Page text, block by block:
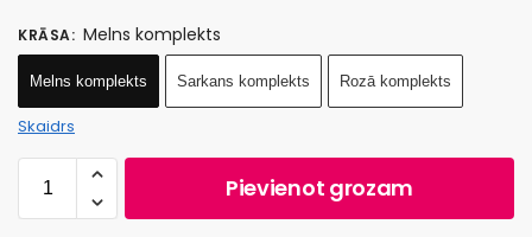
KRĀSA: Melns komplekts
Melns komplekts Sarkans komplekts Rozā komplekts
Skaidrs
Pievienot grozam